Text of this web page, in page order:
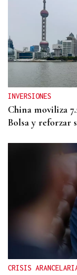
INVERSIONES
China moviliza
Bolsa y reforzar
CRISIS